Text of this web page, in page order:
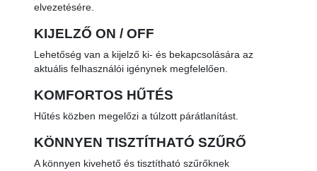
elvezetésére.
KIJELZŐ ON / OFF
Lehetőség van a kijelző ki- és bekapcsolására az
aktuális felhasználói igénynek megfelelően.
KOMFORTOS HŰTÉS
Hűtés közben megelőzi a túlzott párátlanítást.
KÖNNYEN TISZTÍTHATÓ SZŰRŐ
A könnyen kivehető és tisztítható szűrőknek